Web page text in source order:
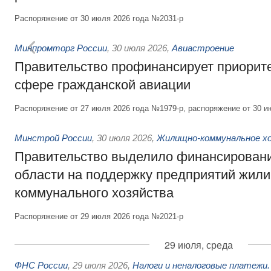
Распоряжение от 30 июля 2026 года №2031-р
Минпромторг России, 30 июля 2026, Авиастроение
Правительство профинансирует
сфере гражданской авиации
Распоряжение от 27 июля 2026 года №1979-р, распоряжение от 30
Минстрой России, 30 июля 2026, Жилищно-коммунальное
Правительство выделило
области на поддержку предприятий
коммунального хозяйства
Распоряжение от 29 июля 2026 года №2021-р
29 июля, среда
ФНС России, 29 июля 2026, Налоги и неналоговые